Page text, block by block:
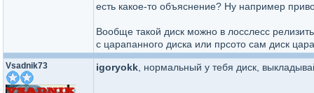
есть какое-то объяснение? Ну например
Вообще такой диск можно в лосслесс
с царапанного диска или прсото сам диск
Vsadnik73 igoryokk , нормальный у тебя диск,